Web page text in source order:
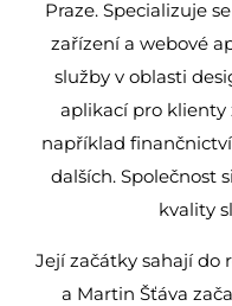
Praze. Specializuje
zařízení a webové
služby v oblasti
aplikací pro klienty
například
dalších. Společnost
kvality
Její začátky sahají do
a Martin Šťáva